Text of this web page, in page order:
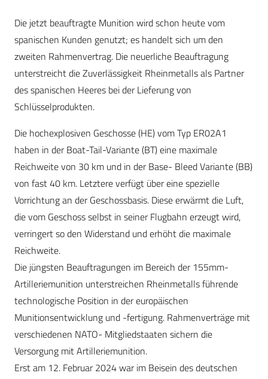
Die jetzt beauftragte Munition wird schon heute vom
spanischen Kunden genutzt; es handelt sich um den
zweiten Rahmenvertrag. Die neuerliche Beauftragung
unterstreicht die Zuverlässigkeit Rheinmetalls als Partner
des spanischen Heeres bei der Lieferung von
Schlüsselprodukten.
Die hochexplosiven Geschosse (HE) vom Typ ER02A1
haben in der Boat-Tail-Variante (BT) eine maximale
Reichweite von 30 km und in der Base- Bleed Variante (BB)
von fast 40 km. Letztere verfügt über eine spezielle
Vorrichtung an der Geschossbasis. Diese erwärmt die Luft,
die vom Geschoss selbst in seiner Flugbahn erzeugt wird,
verringert so den Widerstand und erhöht die maximale
Reichweite.
Die jüngsten Beauftragungen im Bereich der 155mm-
Artilleriemunition unterstreichen Rheinmetalls führende
technologische Position in der europäischen
Munitionsentwicklung und -fertigung. Rahmenverträge mit
verschiedenen NATO- Mitgliedstaaten sichern die
Versorgung mit Artilleriemunition.
Erst am 12. Februar 2024 war im Beisein des deutschen